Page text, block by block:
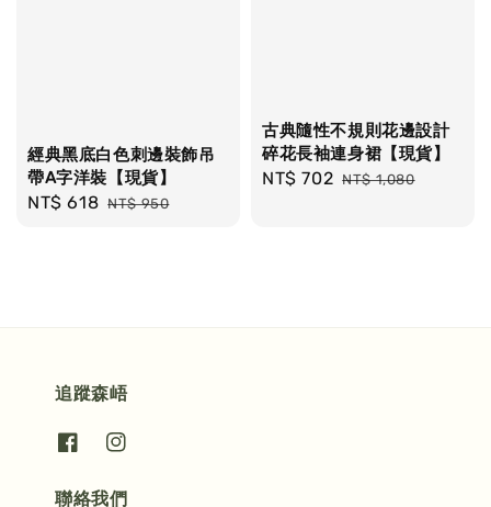
經典黑底白色刺邊裝飾吊
帶A字洋裝【現貨】
Sale
NT$ 618 Regular
NT$ 950
古典隨性不規則花邊設計
碎花長袖連身裙【現貨】
Sale
NT$ 702 Regular
NT$ 1,080
追蹤森峿
聯絡我們